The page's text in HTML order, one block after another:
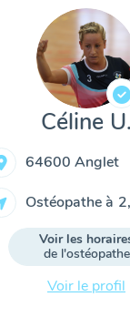
Céline U.
64600 Anglet
Ostéopathe à
Voir les
de l'ostéopathe
Voir le profil